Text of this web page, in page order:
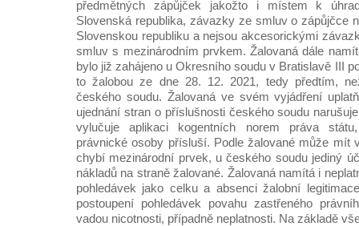
předmětných zápůjček jakožto i místem k
Slovenská republika, závazky ze smluv o zápůjčce
Slovenskou republiku a nejsou akcesorickými
smluv s mezinárodním prvkem. Žalovaná dále
bylo již zahájeno u Okresního soudu v Bratislavě III
to žalobou ze dne 28. 12. 2021, tedy předtím,
českého soudu. Žalovaná ve svém vyjádření
ujednání stran o příslušnosti českého soudu
vylučuje aplikaci kogentních norem práva
právnické osoby přísluší. Podle žalované může mít
chybí mezinárodní prvek, u českého soudu jediný
nákladů na straně žalované. Žalovaná namítá i
pohledávek jako celku a absenci žalobní
postoupení pohledávek povahu zastřeného
vadou nicotnosti, případně neplatnosti. Na základě